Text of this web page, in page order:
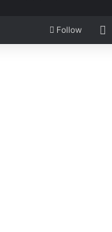
Follow